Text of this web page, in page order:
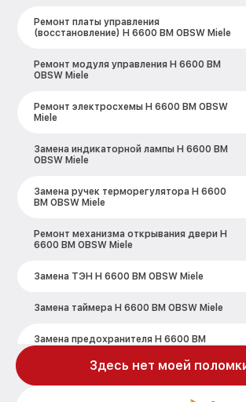
Ремонт платы управления
(восстановление) H 6600 BM OBSW Miele
Ремонт модуля управления H 6600 BM
OBSW Miele
Ремонт электросхемы H 6600 BM OBSW
Miele
Замена индикаторной лампы H 6600 BM
OBSW Miele
Замена ручек терморегулятора H 6600
BM OBSW Miele
Ремонт механизма открывания двери H
6600 BM OBSW Miele
Замена ТЭН H 6600 BM OBSW Miele
Замена таймера H 6600 BM OBSW Miele
Замена предохранителя H 6600 BM
Здесь нет моей